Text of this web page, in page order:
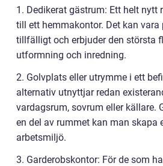
1. Dedikerat gästrum: Ett helt nytt
till ett hemmakontor. Det kan vara
tillfälligt och erbjuder den största
utformning och inredning.
2. Golvplats eller utrymme i ett
alternativ utnyttjar redan
vardagsrum, sovrum eller källare.
en del av rummet kan man skapa
arbetsmiljö.
3. Garderobskontor: För de som